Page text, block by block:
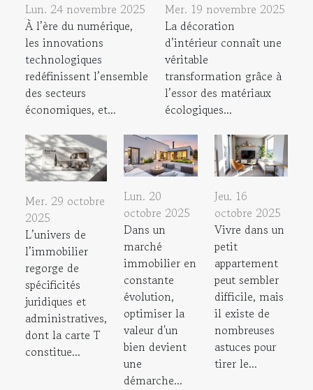
Lun. 24 novembre 2025
À l’ère du numérique,
les innovations
technologiques
redéfinissent l’ensemble
des secteurs
économiques, et...
Mer. 19 novembre 2025
La décoration
d’intérieur connaît une
véritable
transformation grâce à
l’essor des matériaux
écologiques...
Mer. 29 octobre
2025
L’univers de
l’immobilier
regorge de
spécificités
juridiques et
administratives,
dont la carte T
constitue...
Lun. 20
octobre 2025
Dans un
marché
immobilier en
constante
évolution,
optimiser la
valeur d'un
bien devient
une
démarche...
Jeu. 16
octobre 2025
Vivre dans un
petit
appartement
peut sembler
difficile, mais
il existe de
nombreuses
astuces pour
tirer le...